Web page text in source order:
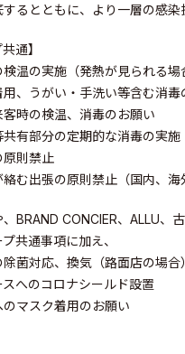
るとともに、より一層の感染
通】
検温の実施（発熱が見られる場
用、うがい・手洗い等含む消毒
客時の検温、消毒のお願い
共有部分の定期的な消毒の実施
原則禁止
絡む出張の原則禁止（国内、海
、BRAND CONCIER、ALLU、
共通事項に加え、
除菌対応、換気（路面店の場合
スへのコロナシールド設置
のマスク着用のお願い